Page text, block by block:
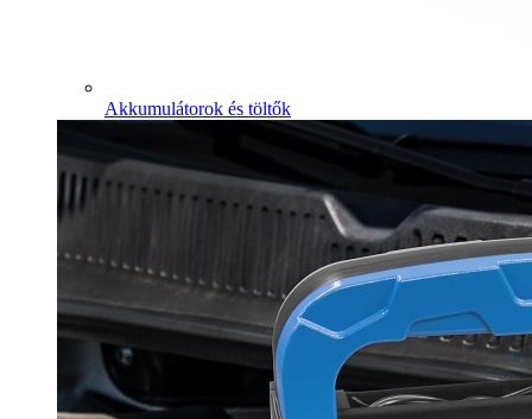
Akkumulátorok és töltők